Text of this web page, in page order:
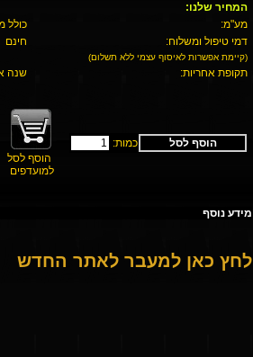
המחיר שלנו:
מע"מ:
כולל
דמי טיפול ומשלוח:
חינם
(קיימת אפשרות לאיסוף עצמי ללא תשלום)
תקופת אחריות: שנה אחת
הוסף לסל
כמות:
הוסף לסל
למועדפים
מידע נוסף
לחץ כאן למעבר לאתר החדש